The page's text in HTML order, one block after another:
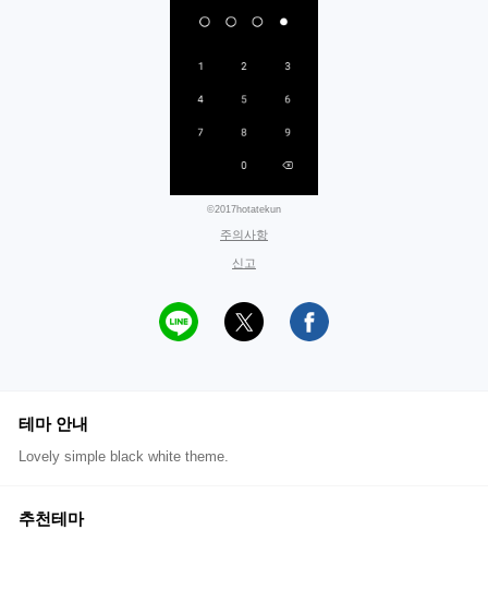
©2017hotatekun
주의사항
신고
테마 안내
Lovely simple black white theme.
추천테마